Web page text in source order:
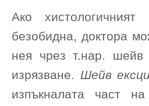
Ако
безобидна, доктора
нея чрез т.нар. шейв
изрязване. Шейв
изпъкналата част